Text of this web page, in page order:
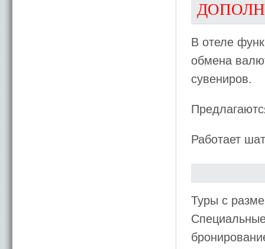
В отеле
обмена
сувениров.
Работает
Туры с